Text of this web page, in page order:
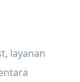
layanan